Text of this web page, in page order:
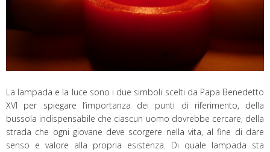
La lampada e la luce sono i due simboli scelti da Papa Benedetto
XVI per spiegare l’importanza dei punti di riferimento, della
bussola indispensabile che ciascun uomo dovrebbe cercare, della
strada che ogni giovane deve scorgere nella vita, al fine di dare
senso e valore alla propria esistenza. Di quale lampada sta